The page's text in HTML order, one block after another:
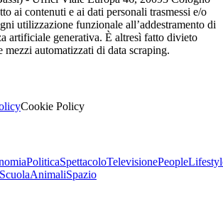
ai contenuti e ai dati personali trasmessi e/o
utilizzazione funzionale all’addestramento di
artificiale generativa. È altresì fatto divieto
mezzi automatizzati di data scraping.
Cookie Policy
PoliticaSpettacoloTelevisionePeople
ScuolaAnimaliSpazio